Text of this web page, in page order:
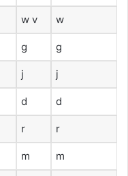
w v w
g g
j j
d d
r r
m m